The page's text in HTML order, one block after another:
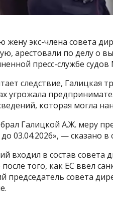
жену экс-члена совета
арестовали по делу о
пресс-службе судов
следствие, Галицкая
угрожала
которая могла
Галицкой А.Ж. меру
03.04.2026», — сказано
входил в состав
после того, как ЕС ввел
председатель совета